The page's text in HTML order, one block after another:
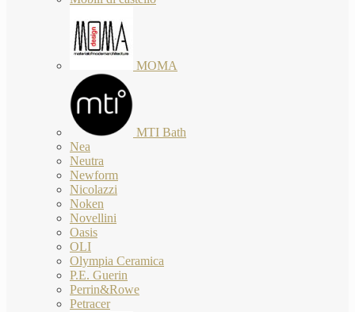
MOMA
MTI Bath
Nea
Neutra
Newform
Nicolazzi
Noken
Novellini
Oasis
OLI
Olympia Ceramica
P.E. Guerin
Perrin&Rowe
Petracer